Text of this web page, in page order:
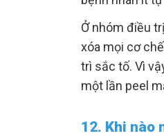
Ở nhóm điều
xóa mọi cơ
trì sắc tố. Vì
một lần peel
12. Khi nào